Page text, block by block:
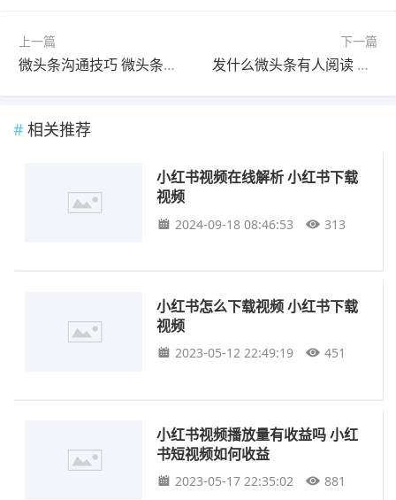
上一篇
微头条沟通技巧 微头条的沟通技巧
下一篇
发什么微头条有人阅读 微头条发故事有人看吗
相关推荐
小红书视频在线解析 小红书下载
视频
2024-09-18 08:46:53 313
小红书怎么下载视频 小红书下载
视频
2023-05-12 22:49:19 451
小红书视频播放量有收益吗 小红
书短视频如何收益
2023-05-17 22:35:02 881